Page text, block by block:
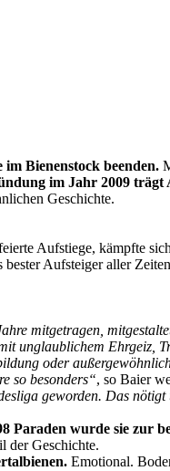
Bienenstock beenden.
im Jahr 2009
Geschichte.
Aufstiege, kämpfte
Aufsteiger aller
mitgetragen,
unglaublichem Ehrgeiz,
oder
so besonders“, so Baier
geworden. Das
Paraden wurde sie zur
der Geschichte.
Emotional.